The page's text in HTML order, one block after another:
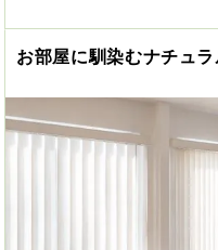
お部屋に馴染むナチュ